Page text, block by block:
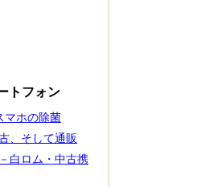
トフォン
マホの除菌
、そして通販
白ロム・中古携